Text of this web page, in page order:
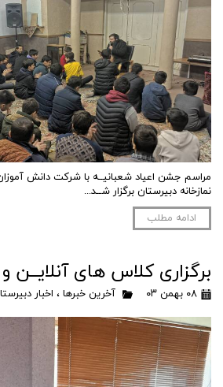
مراسم جشن اعیاد شعبانیــه با شرکت دانش
نمازخانه دبیرستان برگزار شــد...
ادامه مطلب
برگزاری کلاس های آنلایــن
۰۸ بهمن ۰۳ آخرین خبرها ، اخبار